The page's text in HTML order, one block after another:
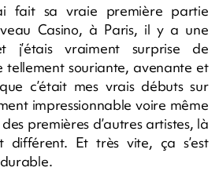
fait sa vraie première partie
Casino, à Paris, il y a une
j’étais vraiment surprise de
tellement souriante, avenante et
c’était mes vrais débuts sur
impressionnable voire même
premières d’autres artistes, là
différent. Et très vite, ça s’est